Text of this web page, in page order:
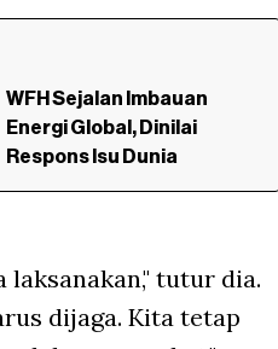
WFH Sejalan Imbauan
Energi Global, Dinilai
Respons Isu Dunia
tutur dia.
dijaga. Kita tetap